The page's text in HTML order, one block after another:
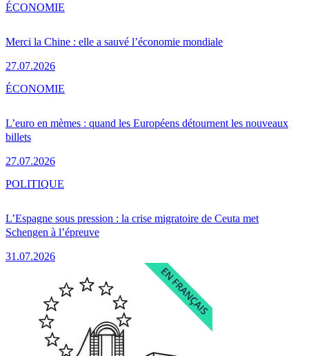
Merci la Chine : elle a sauvé l’économie mondiale
27.07.2026
ÉCONOMIE
L’euro en mèmes : quand les Européens détournent les nouveaux
billets
27.07.2026
ÉCONOMIE
L’Espagne sous pression : la crise migratoire de Ceuta met
Schengen à l’épreuve
31.07.2026
POLITIQUE